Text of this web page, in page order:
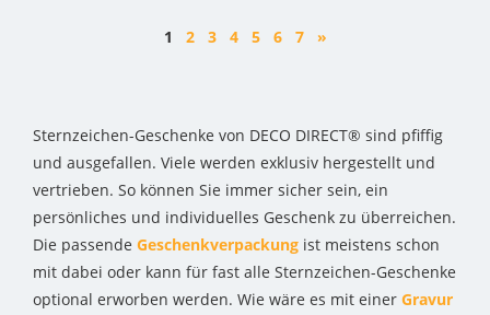
1 2 3 4 5 6 7 »
Sternzeichen-Geschenke von DECO DIRECT® sind pfiffig
und ausgefallen. Viele werden exklusiv hergestellt und
vertrieben. So können Sie immer sicher sein, ein
persönliches und individuelles Geschenk zu überreichen.
Die passende Geschenkverpackung ist meistens schon
mit dabei oder kann für fast alle Sternzeichen-Geschenke
optional erworben werden. Wie wäre es mit einer Gravur